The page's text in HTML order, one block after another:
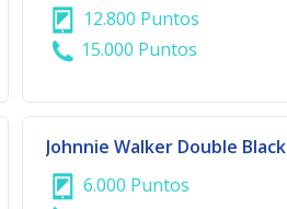
12.800 Puntos
15.000 Puntos
Johnnie Walker Double Black
6.000 Puntos